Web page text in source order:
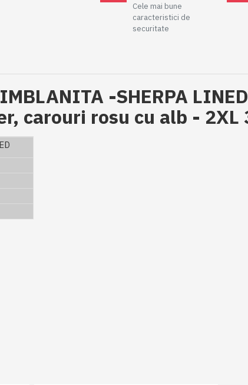
Cele mai bune
caracteristici de
securitate
-SHERPA
carouri rosu cu alb - 2XL